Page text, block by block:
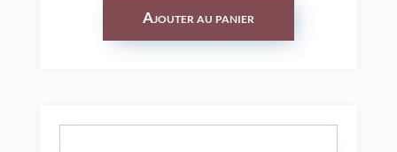
Ajouter au panier